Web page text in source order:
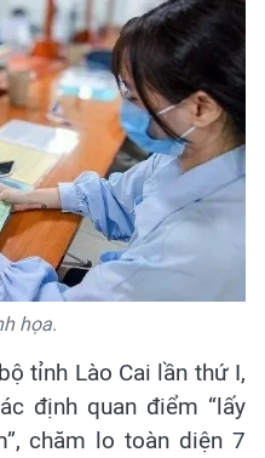
họa.
tỉnh Lào Cai lần thứ I,
định quan điểm “lấy
chăm lo toàn diện 7